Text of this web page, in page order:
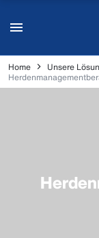
Home Unsere